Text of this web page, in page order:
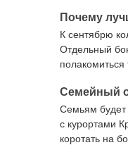
Почему
К сентябрю
Отдельный
Семейный
Семьям будет
с курортами
коротать на